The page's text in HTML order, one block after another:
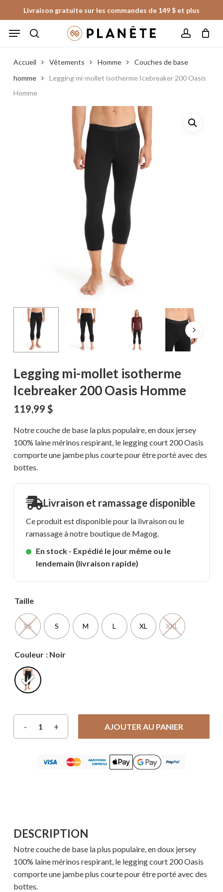
to
main
Livraison gratuite sur les commandes de 149 $ et plus
Menu
Fermer
le
panier
Accueil Vêtements Homme
Couches de base
homme
Legging mi-mollet isotherme Icebreaker 200 Oasis
Homme
Legging mi-mollet isotherme
Icebreaker 200 Oasis Homme
119,99 $
Notre couche de base la plus populaire, en doux jersey
100% laine mérinos respirant, le legging court 200 Oasis
comporte une jambe plus courte pour être porté avec des
bottes.
Livraison et ramassage disponible
Ce produit est disponible pour la livraison ou le
ramassage à notre boutique de Magog.
En stock - Expédié le jour même ou le
lendemain (livraison rapide)
Taille
XS S M L XL XXL
Couleur : Noir
AJOUTER AU PANIER
DESCRIPTION
Notre couche de base la plus populaire, en doux jersey
100% laine mérinos respirant, le legging court 200 Oasis
comporte une jambe plus courte pour être porté avec des
bottes.